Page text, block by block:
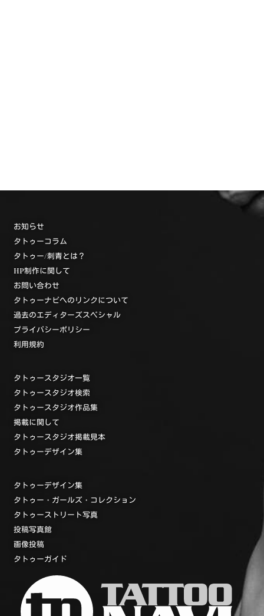
お知らせ
タトゥーコラム
タトゥー/刺青とは？
HP制作に関して
お問い合わせ
タトゥーナビへのリンクについて
過去のエディターズスペシャル
プライバシーポリシー
利用規約
タトゥースタジオ一覧
タトゥースタジオ検索
タトゥースタジオ作品集
掲載に関して
タトゥースタジオ掲載見本
タトゥーデザイン集
タトゥーデザイン集
タトゥー・ガールズ・コレクション
タトゥーストリート写真
投稿写真館
画像投稿
タトゥーガイド